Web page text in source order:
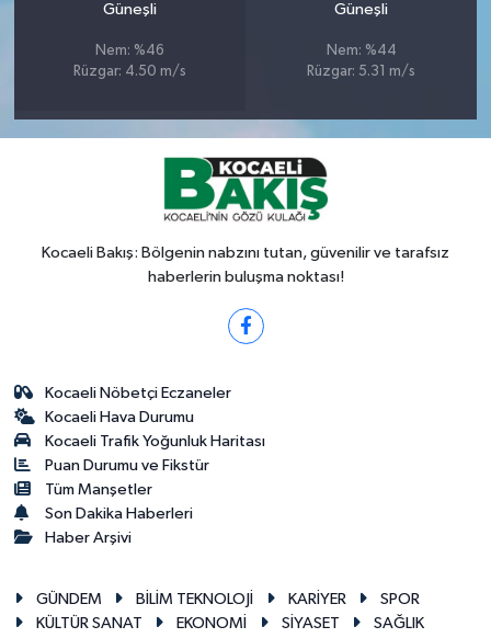
Güneşli
Nem: %46
Rüzgar: 4.50 m/s
Güneşli
Nem: %44
Rüzgar: 5.31 m/s
Kocaeli Bakış: Bölgenin nabzını tutan, güvenilir ve tarafsız
haberlerin buluşma noktası!
Kocaeli Nöbetçi Eczaneler
Kocaeli Hava Durumu
Kocaeli Trafik Yoğunluk Haritası
Puan Durumu ve Fikstür
Tüm Manşetler
Son Dakika Haberleri
Haber Arşivi
GÜNDEM BİLİM TEKNOLOJİ KARİYER
SPOR
KÜLTÜR SANAT
EKONOMİ SİYASET SAĞLIK